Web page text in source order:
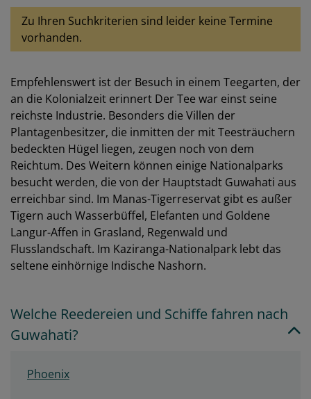
Zu Ihren Suchkriterien sind leider keine Termine
vorhanden.
Empfehlenswert ist der Besuch in einem Teegarten, der
an die Kolonialzeit erinnert Der Tee war einst seine
reichste Industrie. Besonders die Villen der
Plantagenbesitzer, die inmitten der mit Teesträuchern
bedeckten Hügel liegen, zeugen noch von dem
Reichtum. Des Weitern können einige Nationalparks
besucht werden, die von der Hauptstadt Guwahati aus
erreichbar sind. Im Manas-Tigerreservat gibt es außer
Tigern auch Wasserbüffel, Elefanten und Goldene
Langur-Affen in Grasland, Regenwald und
Flusslandschaft. Im Kaziranga-Nationalpark lebt das
seltene einhörnige Indische Nashorn.
Welche Reedereien und Schiffe fahren nach
Guwahati?
Phoenix